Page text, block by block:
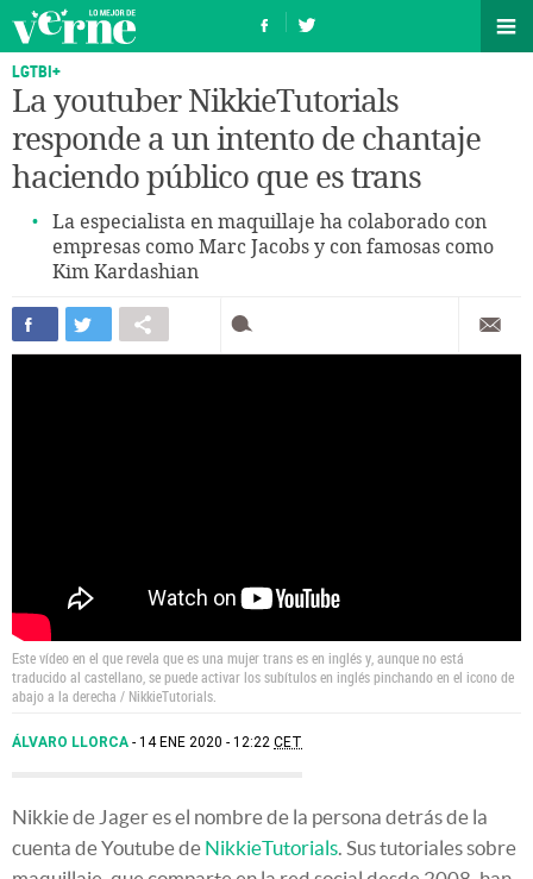
LGTBI+
La youtuber NikkieTutorials
responde a un intento de chantaje
haciendo público que es trans
La especialista en maquillaje ha colaborado con
empresas como Marc Jacobs y con famosas como
Kim Kardashian
Este vídeo en el que revela que es una mujer trans es en inglés y, aunque no está
traducido al castellano, se puede activar los subítulos en inglés pinchando en el icono de
abajo a la derecha / NikkieTutorials.
ÁLVARO LLORCA 14 ENE 2020 - 12:22 CET
Nikkie de Jager es el nombre de la persona detrás de la
cuenta de Youtube de NikkieTutorials . Sus tutoriales sobre